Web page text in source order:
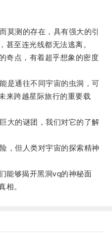
测的存在，具有强大的引
甚至连光线都无法逃离。
点，有着超乎想象的密度
通往不同宇宙的虫洞，可
来跨越星际旅行的重要载
的谜团，我们对它的了解
但人类对宇宙的探索精神
够揭开黑洞vq的神秘面
相。